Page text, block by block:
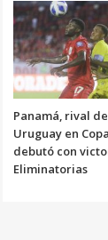
Panamá, rival
Uruguay en
debutó con
Eliminatorias